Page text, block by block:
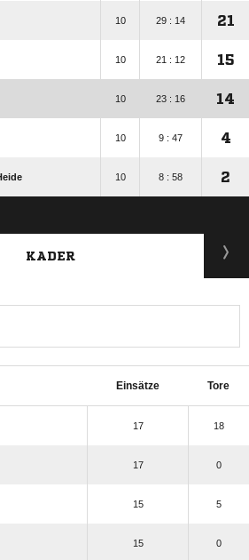
10 29 : 14 21
10 21 : 12 15
10 23 : 16 14
10 9 : 47 4
10 8 : 58 2
KADER
Einsätze Tore
17 18
17 0
15 5
15 0